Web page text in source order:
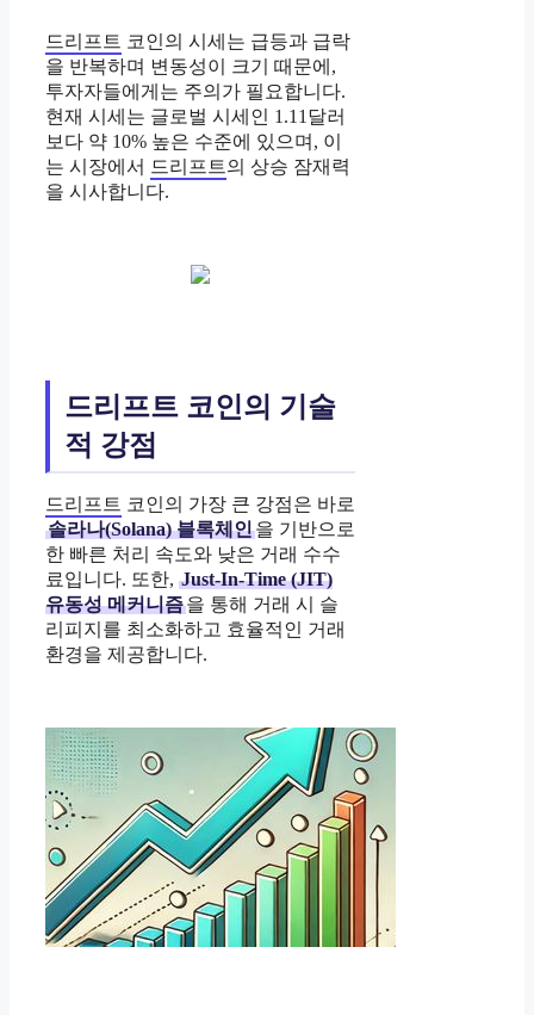
드리프트 코인의 시세는 급등과 급락
을 반복하며 변동성이 크기 때문에,
투자자들에게는 주의가 필요합니다.
현재 시세는 글로벌 시세인 1.11달러
보다 약 10% 높은 수준에 있으며, 이
는 시장에서 드리프트의 상승 잠재력
을 시사합니다.
드리프트 코인의 기술
적 강점
드리프트 코인의 가장 큰 강점은 바로
솔라나(Solana) 블록체인을 기반으로
한 빠른 처리 속도와 낮은 거래 수수
료입니다. 또한, Just-In-Time (JIT)
유동성 메커니즘을 통해 거래 시 슬
리피지를 최소화하고 효율적인 거래
환경을 제공합니다.